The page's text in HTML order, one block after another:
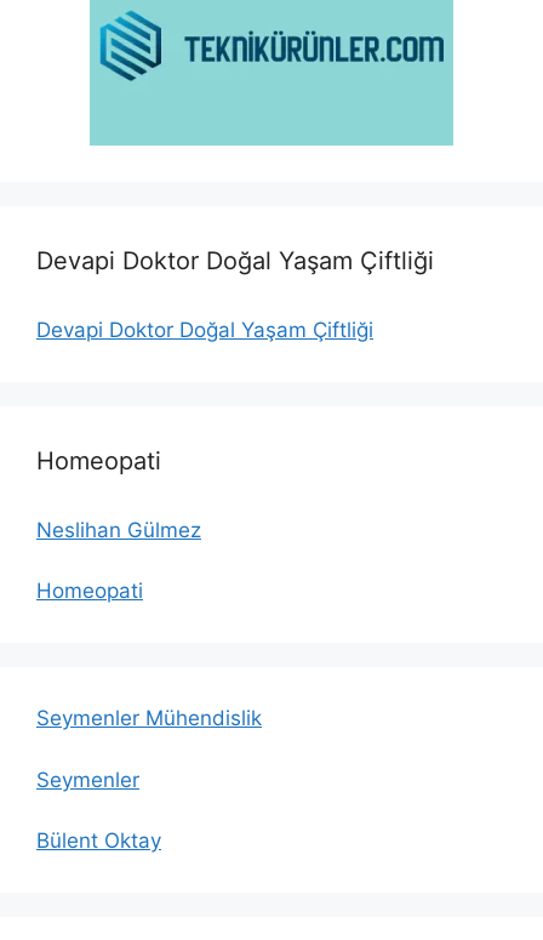
Devapi Doktor Doğal Yaşam Çiftliği
Devapi Doktor Doğal Yaşam Çiftliği
Homeopati
Neslihan Gülmez
Homeopati
Seymenler Mühendislik
Seymenler
Bülent Oktay